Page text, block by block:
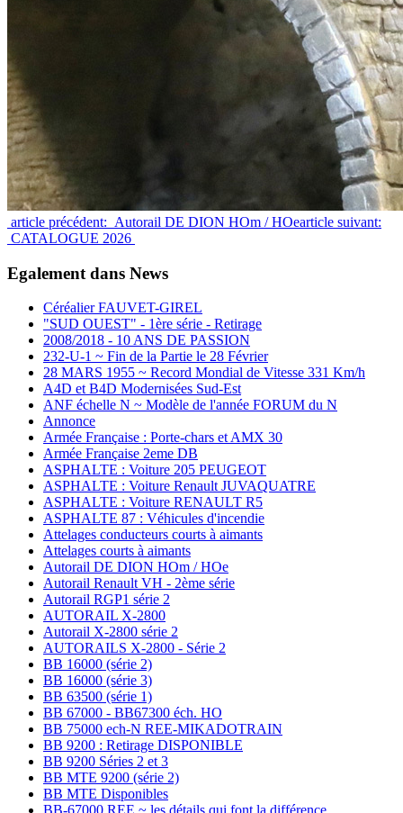
article précédent: Autorail DE DION HOm / HOearticle suivant:
CATALOGUE 2026
Egalement dans News
Céréalier FAUVET-GIREL
"SUD OUEST" - 1ère série - Retirage
2008/2018 - 10 ANS DE PASSION
232-U-1 ~ Fin de la Partie le 28 Février
28 MARS 1955 ~ Record Mondial de Vitesse 331 Km/h
A4D et B4D Modernisées Sud-Est
ANF échelle N ~ Modèle de l'année FORUM du N
Annonce
Armée Française : Porte-chars et AMX 30
Armée Française 2eme DB
ASPHALTE : Voiture 205 PEUGEOT
ASPHALTE : Voiture Renault JUVAQUATRE
ASPHALTE : Voiture RENAULT R5
ASPHALTE 87 : Véhicules d'incendie
Attelages conducteurs courts à aimants
Attelages courts à aimants
Autorail DE DION HOm / HOe
Autorail Renault VH - 2ème série
Autorail RGP1 série 2
AUTORAIL X-2800
Autorail X-2800 série 2
AUTORAILS X-2800 - Série 2
BB 16000 (série 2)
BB 16000 (série 3)
BB 63500 (série 1)
BB 67000 - BB67300 éch. HO
BB 75000 ech-N REE-MIKADOTRAIN
BB 9200 : Retirage DISPONIBLE
BB 9200 Séries 2 et 3
BB MTE 9200 (série 2)
BB MTE Disponibles